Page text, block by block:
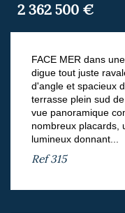
2 362 500 €
FACE MER dans
digue tout juste
d'angle et spacieux
terrasse plein sud
vue panoramique
nombreux placards,
lumineux donnant...
Ref315